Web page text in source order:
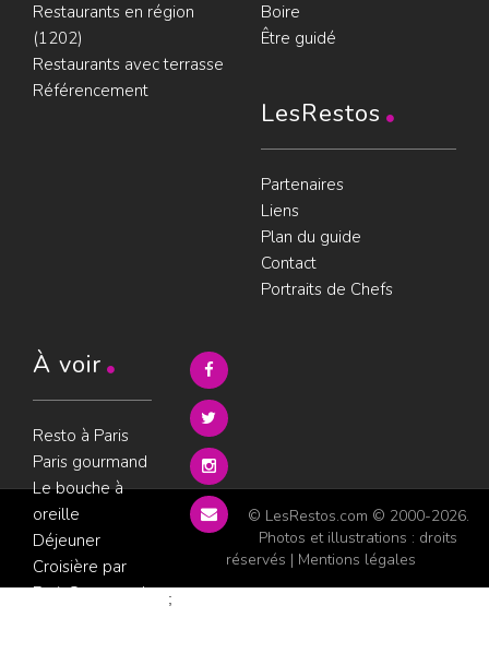
Restaurants en région
(1202)
Restaurants avec terrasse
Référencement
Boire
Être guidé
LesRestos
Partenaires
Liens
Plan du guide
Contact
Portraits de Chefs
À voir
Resto à Paris
Paris gourmand
Le bouche à
oreille
Déjeuner
Croisière par
ParisGourmand
© LesRestos.com © 2000-2026.
Photos et illustrations : droits
réservés | Mentions légales
;